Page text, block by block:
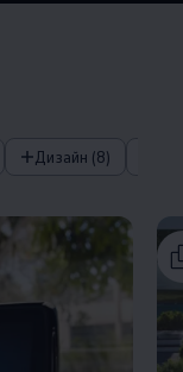
Дизайн (8)